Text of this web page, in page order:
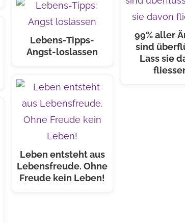
Lebens-Tipps-
Angst-loslassen
Leben entsteht aus
Lebensfreude. Ohne
Freude kein Leben!
99% aller
sind
Lass sie